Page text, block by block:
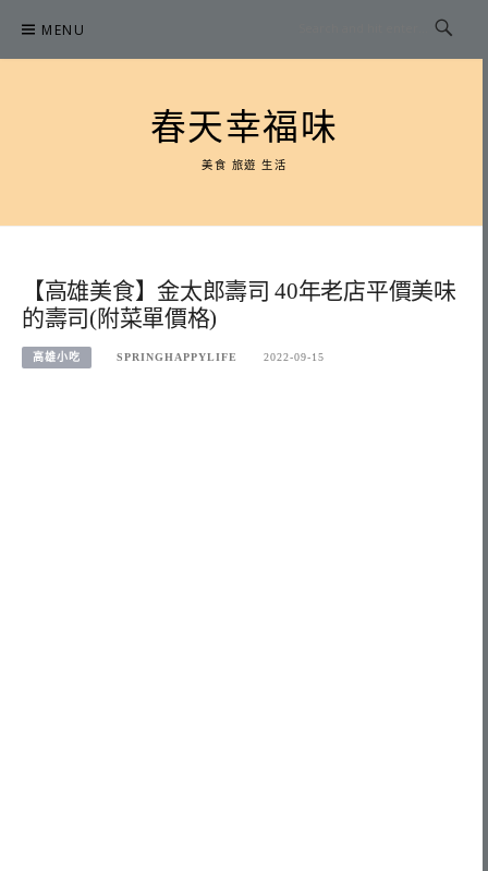
content
MENU
春天幸福味
美食 旅遊 生活
【高雄美食】金太郎壽司 40年老店平價美味
的壽司(附菜單價格)
高雄小吃 SPRINGHAPPYLIFE 2022-09-15